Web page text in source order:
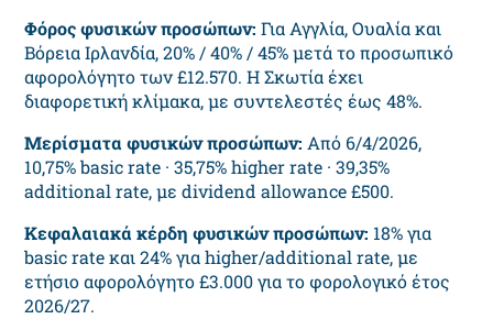
Φόρος φυσικών προσώπων: Για Αγγλία, Ουαλία και
Βόρεια Ιρλανδία, 20% / 40% / 45% μετά το προσωπικό
αφορολόγητο των £12.570. Η Σκωτία έχει
διαφορετική κλίμακα, με συντελεστές έως 48%.
Μερίσματα φυσικών προσώπων: Από 6/4/2026,
10,75% basic rate · 35,75% higher rate · 39,35%
additional rate, με dividend allowance £500.
Κεφαλαιακά κέρδη φυσικών προσώπων: 18% για
basic rate και 24% για higher/additional rate, με
ετήσιο αφορολόγητο £3.000 για το φορολογικό έτος
2026/27.